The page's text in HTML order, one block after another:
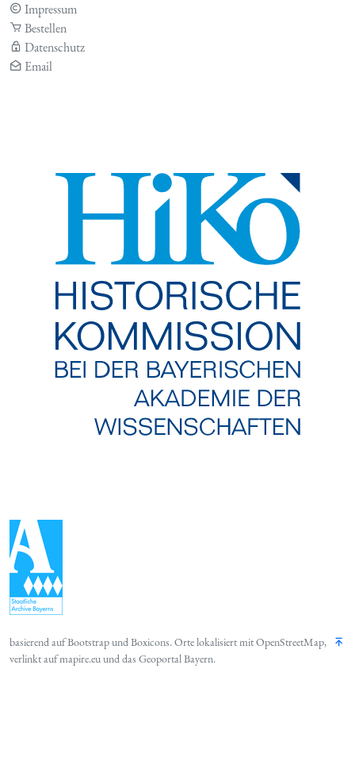
Impressum
Bestellen
Datenschutz
Email
basierend aufBootstrapundBoxicons. Orte lokalisiert mitOpenStreetMap,
verlinkt aufmapire.euund das Geoportal Bayern.